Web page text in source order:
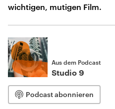
wichtigen, mutigen Film.
Aus dem Podcast
Studio 9
Podcast abonnieren